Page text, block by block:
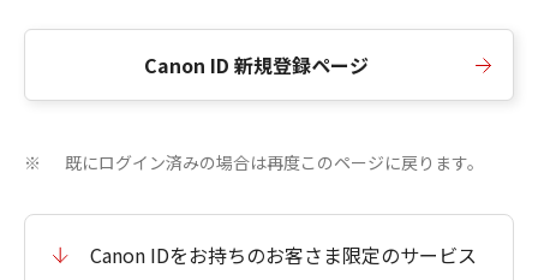
Canon ID 新規登録ページ
※ 既にログイン済みの場合は再度このページに戻ります。
Canon IDをお持ちのお客さま限定のサービス